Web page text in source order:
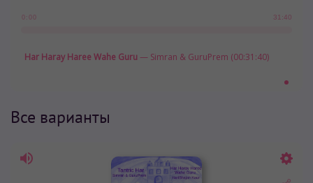
0:00 31:40
Har Haray Haree Wahe Guru— Simran & GuruPrem (00:31:40)
Все варианты